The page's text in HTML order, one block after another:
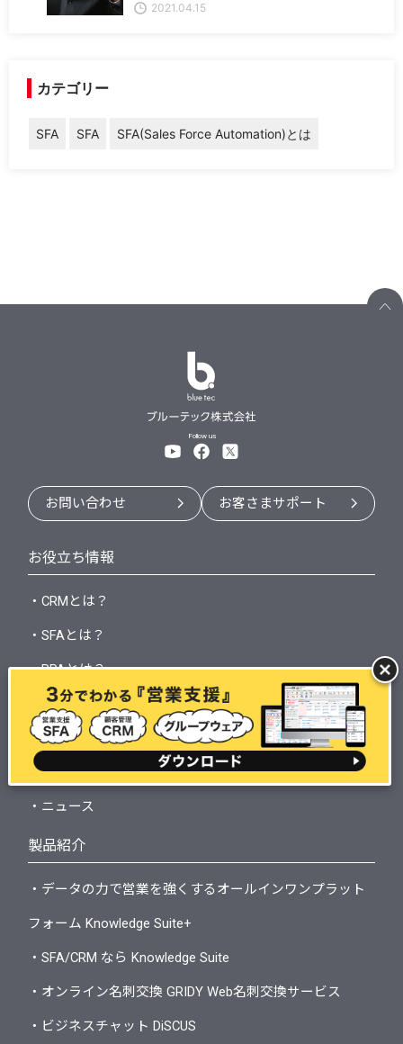
2021.04.15
カテゴリー
SFA SFA SFA(Sales Force Automation)とは
Follow us
お問い合わせ お客さまサポート
お役立ち情報
・CRMとは？
・SFAとは？
・RPAとは？
・ビジネスチャットとは？
・ホワイトペーパー
・セミナー・イベント
・ニュース
製品紹介
・データの力で営業を強くするオールインワンプラット
フォーム Knowledge Suite+
・SFA/CRM なら Knowledge Suite
・オンライン名刺交換 GRIDY Web名刺交換サービス
・ビジネスチャット DiSCUS